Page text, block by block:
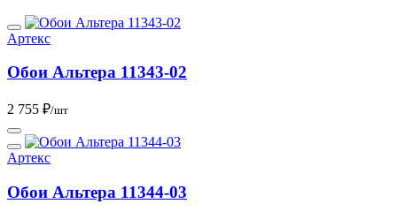
Артекс
Обои Альтера 11343-02
2 755 ₽/шт
Артекс
Обои Альтера 11344-03